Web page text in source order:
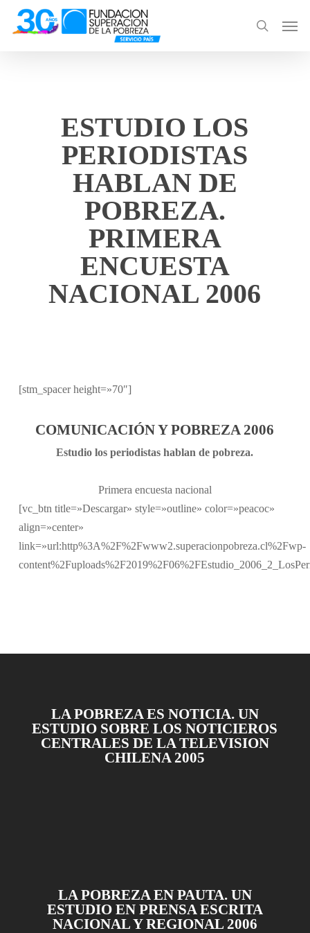
search
Menu
ESTUDIO LOS
PERIODISTAS
HABLAN DE
POBREZA.
PRIMERA
ENCUESTA
NACIONAL 2006
[stm_spacer height=»70″]
COMUNICACIÓN Y POBREZA 2006
Estudio los periodistas hablan de pobreza.
Primera encuesta nacional
[vc_btn title=»Descargar» style=»outline» color=»peacoc»
align=»center»
link=»url:http%3A%2F%2Fwww2.superacionpobreza.cl%2Fwp-
LA POBREZA ES NOTICIA. UN
ESTUDIO SOBRE LOS NOTICIEROS
CENTRALES DE LA TELEVISION
CHILENA 2005
LA POBREZA EN PAUTA. UN
ESTUDIO EN PRENSA ESCRITA
NACIONAL Y REGIONAL 2006